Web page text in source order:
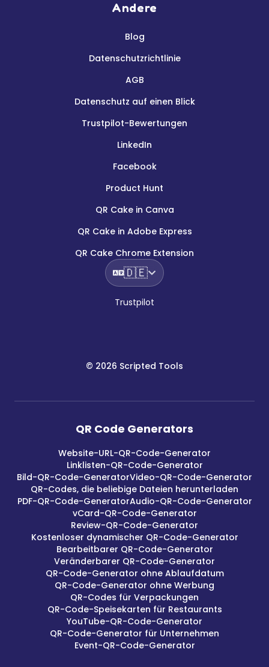
Andere
Blog
Datenschutzrichtlinie
AGB
Datenschutz auf einen Blick
Trustpilot-Bewertungen
LinkedIn
Facebook
Product Hunt
QR Cake in Canva
QR Cake in Adobe Express
QR Cake Chrome Extension
🇩🇪
Trustpilot
© 2026 Scripted Tools
QR Code Generators
Website-URL-QR-Code-Generator
Linklisten-QR-Code-Generator
Bild-QR-Code-GeneratorVideo-QR-Code-Generator
QR-Codes, die beliebige Dateien herunterladen
PDF-QR-Code-GeneratorAudio-QR-Code-Generator
vCard-QR-Code-Generator
Review-QR-Code-Generator
Kostenloser dynamischer QR-Code-Generator
Bearbeitbarer QR-Code-Generator
Veränderbarer QR-Code-Generator
QR-Code-Generator ohne Ablaufdatum
QR-Code-Generator ohne Werbung
QR-Codes für Verpackungen
QR-Code-Speisekarten für Restaurants
YouTube-QR-Code-Generator
QR-Code-Generator für Unternehmen
Event-QR-Code-Generator